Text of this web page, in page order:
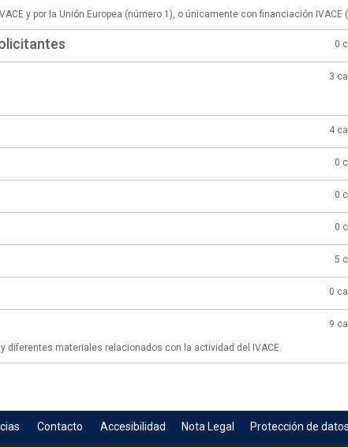
y por la Unión Europea (número 1), o únicamente con financiación IVACE
0
3
4
0
0
0
5
0
9
materiales relacionados con la actividad del IVACE.
Contacto Accesibilidad Nota Legal Protección de datos